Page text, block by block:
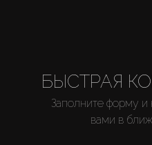
БЫСТРАЯ
Заполните форму и
вами в